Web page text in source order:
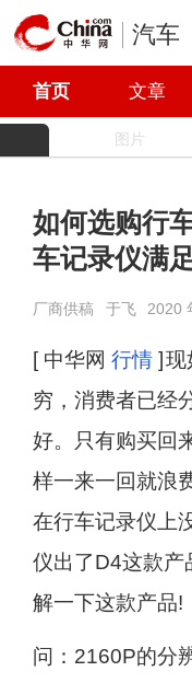
汽车
首页 文章
图片
如何选购行
车记录仪满
厂商供稿 于飞 2020
[ 中华网 行情] 现
穷，消费者已经
好。只有购买回
样一来一回就浪
在行车记录仪上
仪出了D4这款产
解一下这款产品!
问：2160P的分